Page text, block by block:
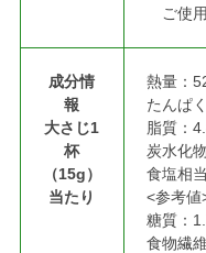
ご使
成分情
報
大さじ1
杯
（15g）
当たり
熱量：
たんぱ
脂質：
炭水化
食塩相
<参考値
糖質：
食物繊